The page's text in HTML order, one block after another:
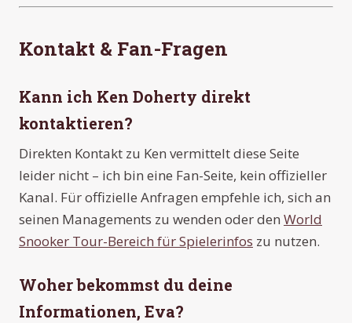
Kontakt & Fan-Fragen
Kann ich Ken Doherty direkt
kontaktieren?
Direkten Kontakt zu Ken vermittelt diese Seite
leider nicht – ich bin eine Fan-Seite, kein offizieller
Kanal. Für offizielle Anfragen empfehle ich, sich an
seinen Managements zu wenden oder den World
Snooker Tour-Bereich für Spielerinfos zu nutzen.
Woher bekommst du deine
Informationen, Eva?